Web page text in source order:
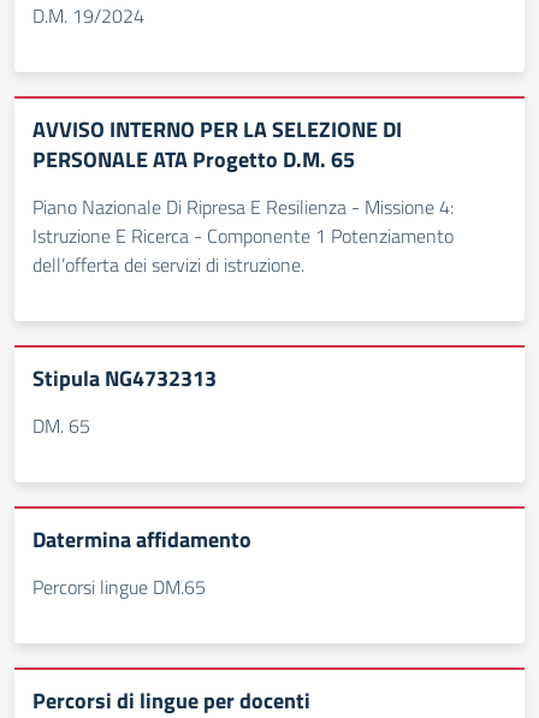
D.M. 19/2024
AVVISO INTERNO PER LA SELEZIONE DI
PERSONALE ATA Progetto D.M. 65
Piano Nazionale Di Ripresa E Resilienza - Missione 4:
Istruzione E Ricerca - Componente 1 Potenziamento
dell’offerta dei servizi di istruzione.
Stipula NG4732313
DM. 65
Datermina affidamento
Percorsi lingue DM.65
Percorsi di lingue per docenti